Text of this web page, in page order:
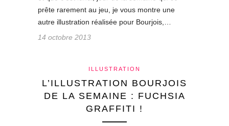
prête rarement au jeu, je vous montre une
autre illustration réalisée pour Bourjois,…
14 octobre 2013
ILLUSTRATION
L’ILLUSTRATION BOURJOIS
DE LA SEMAINE : FUCHSIA
GRAFFITI !